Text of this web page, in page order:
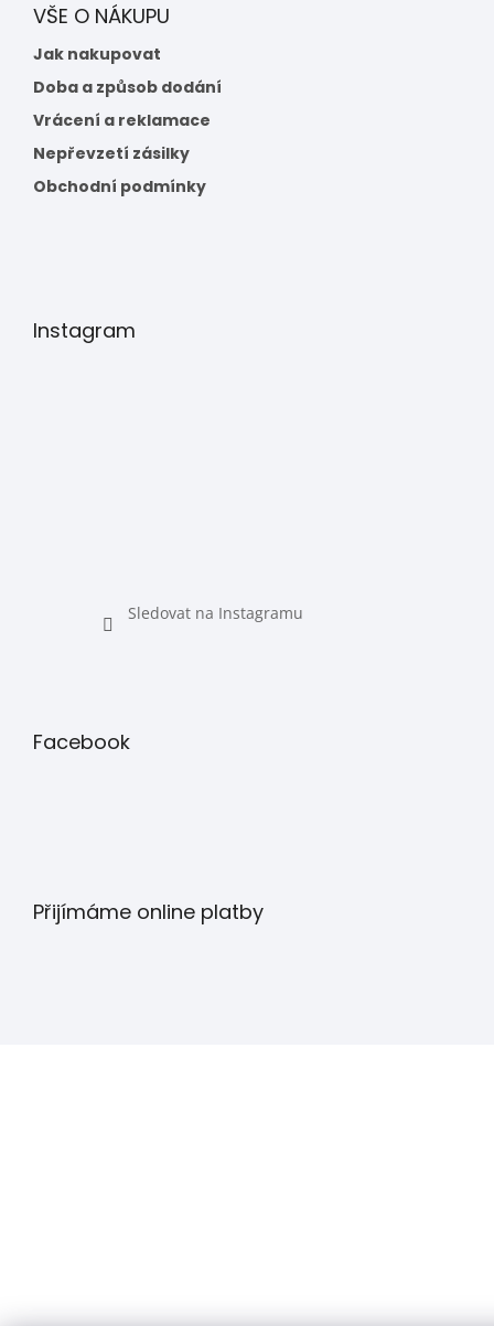
VŠE O NÁKUPU
Jak nakupovat
Doba a způsob dodání
Vrácení a reklamace
Nepřevzetí zásilky
Obchodní podmínky
Instagram
Sledovat na Instagramu
Facebook
Přijímáme online platby